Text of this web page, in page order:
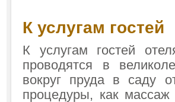
К услугам гостей
К услугам гостей
проводятся в
вокруг пруда в саду
процедуры, как массаж